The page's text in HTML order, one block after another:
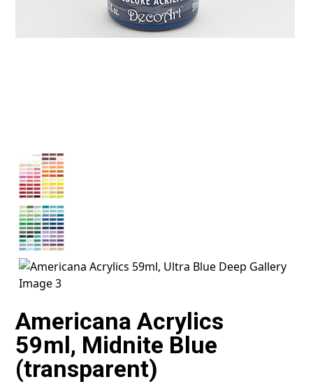
Americana Acrylics
59ml, Midnite Blue
(transparent)